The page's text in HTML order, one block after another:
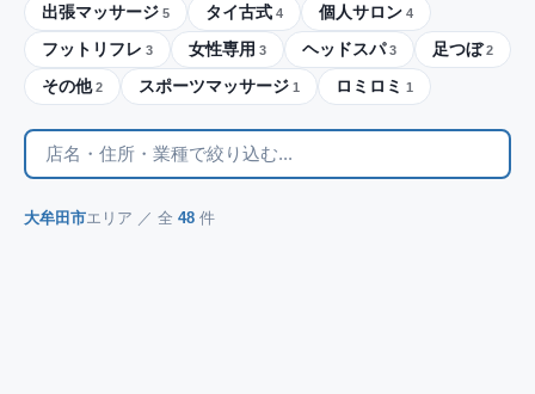
出張マッサージ 5 タイ古式 4 個人サロン 4
フットリフレ 3 女性専用 3 ヘッドスパ 3 足つぼ 2
その他 2 スポーツマッサージ 1 ロミロミ 1
大牟田市エリア ／ 全 48 件